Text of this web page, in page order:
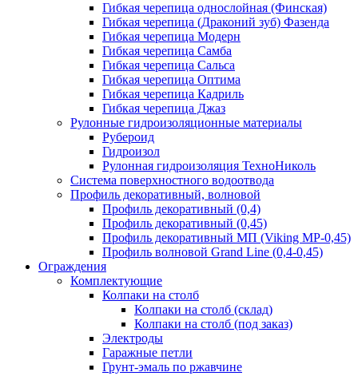
Гибкая черепица однослойная (Финская)
Гибкая черепица (Драконий зуб) Фазенда
Гибкая черепица Модерн
Гибкая черепица Самба
Гибкая черепица Сальса
Гибкая черепица Оптима
Гибкая черепица Кадриль
Гибкая черепица Джаз
Рулонные гидроизоляционные материалы
Рубероид
Гидроизол
Рулонная гидроизоляция ТехноНиколь
Система поверхностного водоотвода
Профиль декоративный, волновой
Профиль декоративный (0,4)
Профиль декоративный (0,45)
Профиль декоративный МП (Viking MP-0,45)
Профиль волновой Grand Line (0,4-0,45)
Ограждения
Комплектующие
Колпаки на столб
Колпаки на столб (склад)
Колпаки на столб (под заказ)
Электроды
Гаражные петли
Грунт-эмаль по ржавчине